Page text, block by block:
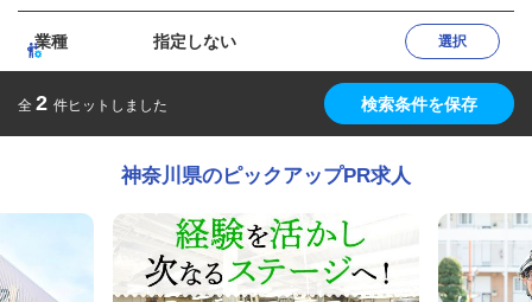
業種 指定しない 選択
全 2 件ヒットしました 検索条件を保存
神奈川県のピックアップPR求人